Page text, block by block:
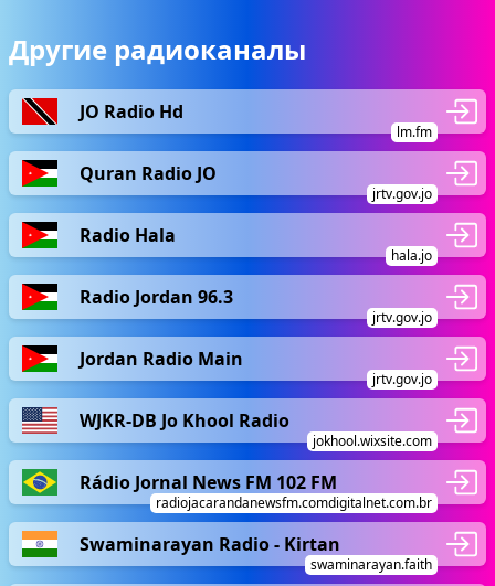
Другие радиоканалы
JO Radio Hd
lm.fm
Quran Radio JO
jrtv.gov.jo
Radio Hala
hala.jo
Radio Jordan 96.3
jrtv.gov.jo
Jordan Radio Main
jrtv.gov.jo
WJKR-DB Jo Khool Radio
jokhool.wixsite.com
Rádio Jornal News FM 102 FM
radiojacarandanewsfm.comdigitalnet.com.br
Swaminarayan Radio - Kirtan
swaminarayan.faith